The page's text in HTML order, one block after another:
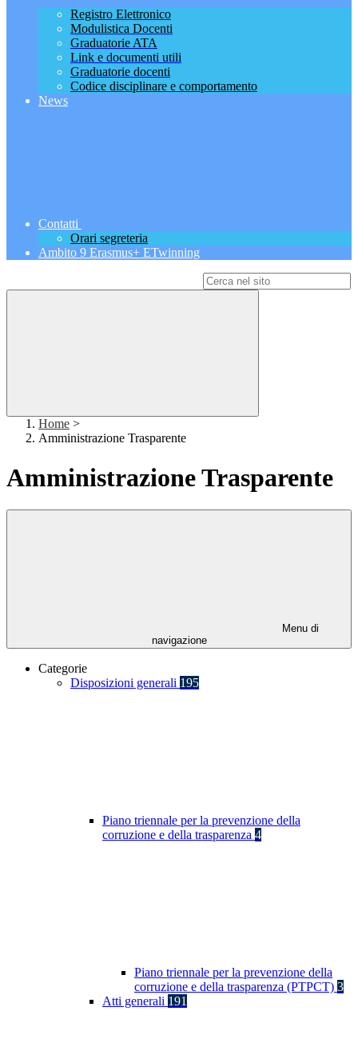
Registro Elettronico
Modulistica Docenti
Graduatorie ATA
Link e documenti utili
Graduatorie docenti
Codice disciplinare e comportamento
News
Contatti
Orari segreteria
Ambito 9 Erasmus+ ETwinning
Home >
Amministrazione Trasparente
Amministrazione Trasparente
Menu di
navigazione
Categorie
Disposizioni generali 195
Piano triennale per la prevenzione della
corruzione e della trasparenza 4
Piano triennale per la prevenzione della
corruzione e della trasparenza (PTPCT) 3
Atti generali 191